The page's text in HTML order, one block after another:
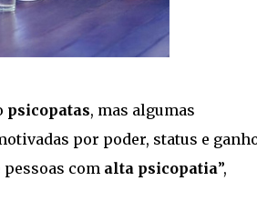
psicopatas, mas algumas
por poder, status e
com alta psicopatia”,